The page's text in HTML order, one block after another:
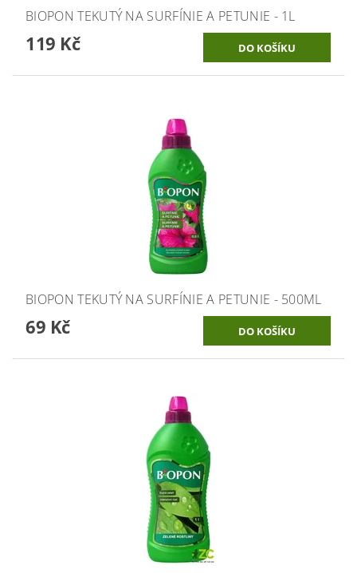
BIOPON TEKUTÝ NA SURFÍNIE A PETUNIE - 1L
119 Kč
BIOPON TEKUTÝ NA SURFÍNIE A PETUNIE - 500ML
69 Kč